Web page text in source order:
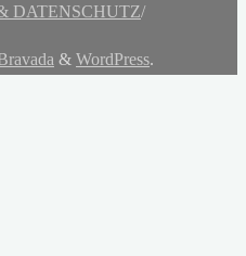
DATENSCHUTZ/
& WordPress.